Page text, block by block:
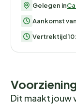
Gelegen in
Aankomst
Vertrektijd
Dit maakt